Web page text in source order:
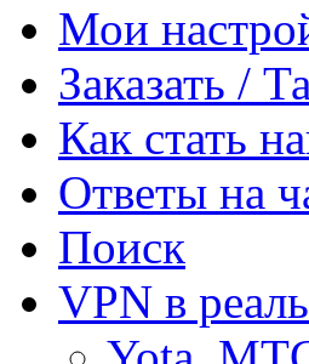
Мои
Заказать /
Как стать
Ответы на
Поиск
VPN в